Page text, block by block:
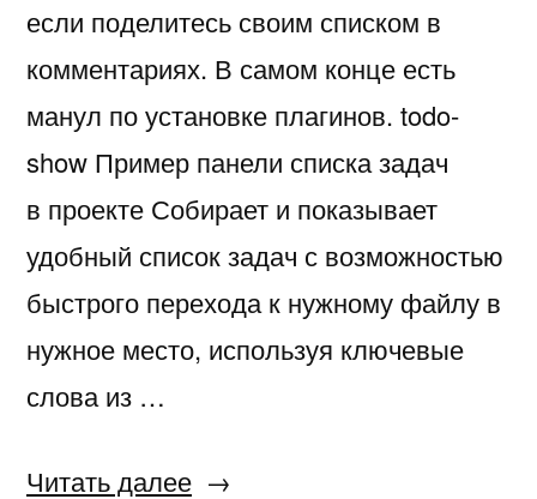
если поделитесь своим списком в
комментариях. В самом конце есть
манул по установке плагинов. todo-
show Пример панели списка задач
в проекте Собирает и показывает
удобный список задач с возможностью
быстрого перехода к нужному файлу в
нужное место, используя ключевые
слова из …
Читать далее«Atom.